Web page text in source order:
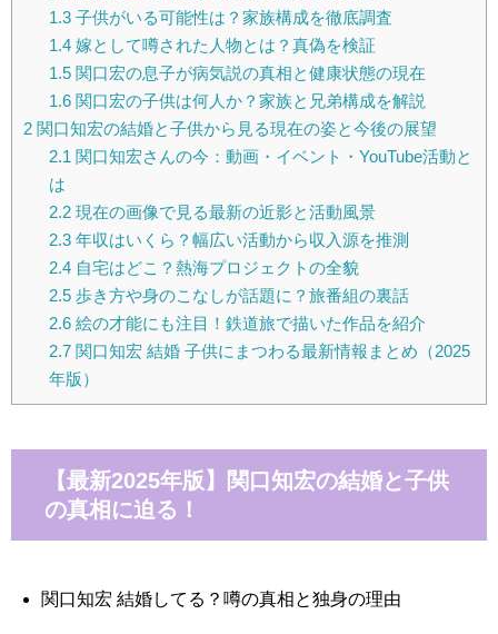
1.3子供がいる可能性は？家族構成を徹底調査
1.4嫁として噂された人物とは？真偽を検証
1.5関口宏の息子が病気説の真相と健康状態の現在
1.6関口宏の子供は何人か？家族と兄弟構成を解説
2 関口知宏の結婚と子供から見る現在の姿と今後の展望
2.1 関口知宏さんの今：動画・イベント・YouTube活動と
は
2.2現在の画像で見る最新の近影と活動風景
2.3年収はいくら？幅広い活動から収入源を推測
2.4自宅はどこ？熱海プロジェクトの全貌
2.5歩き方や身のこなしが話題に？旅番組の裏話
2.6絵の才能にも注目！鉄道旅で描いた作品を紹介
2.7関口知宏 結婚 子供にまつわる最新情報まとめ（2025
年版）
【最新2025年版】関口知宏の結婚と子供
の真相に迫る！
関口知宏 結婚してる？噂の真相と独身の理由